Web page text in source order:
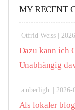
MY RECENT
Otfrid Weiss |
Dazu kann ich
Unabhängig
amberlight | 2026-
Als lokaler